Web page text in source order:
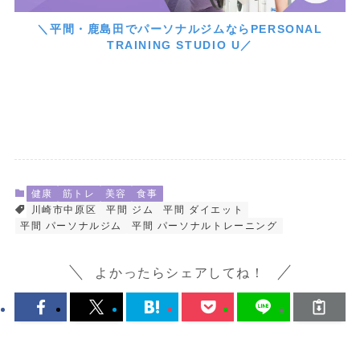
＼平間・鹿島田でパーソナルジムならPERSONAL
TRAINING STUDIO U／
健康 筋トレ 美容
食事
川崎市中原区
平間 ジム
平間 ダイエット
平間 パーソナルジム
平間 パーソナルトレーニング
よかったらシェアしてね！